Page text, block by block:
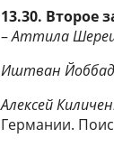
13.30. Второе
–Аттила
Иштван
Алексей
Германии.